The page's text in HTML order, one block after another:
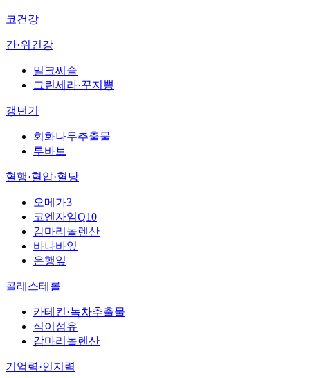
코건강
간·위건강
밀크씨슬
그린세라·꾸지뽕
갱년기
회화나무추출물
루바브
혈행·혈압·혈당
오메가3
코엔자임Q10
감마리놀렌산
바나바잎
은행잎
콜레스테롤
카테킨·녹차추출물
식이섬유
감마리놀렌산
기억력·인지력